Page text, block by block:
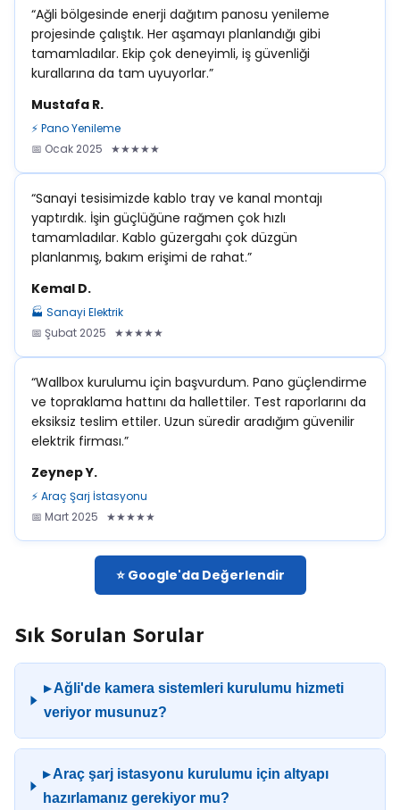
“Ağli bölgesinde enerji dağıtım panosu yenileme
projesinde çalıştık. Her aşamayı planlandığı gibi
tamamladılar. Ekip çok deneyimli, iş güvenliği
kurallarına da tam uyuyorlar.”
Mustafa R.
⚡ Pano Yenileme
📅 Ocak 2025 ★★★★★
“Sanayi tesisimizde kablo tray ve kanal montajı
yaptırdık. İşin güçlüğüne rağmen çok hızlı
tamamladılar. Kablo güzergahı çok düzgün
planlanmış, bakım erişimi de rahat.”
Kemal D.
🏭 Sanayi Elektrik
📅 Şubat 2025 ★★★★★
“Wallbox kurulumu için başvurdum. Pano güçlendirme
ve topraklama hattını da hallettiler. Test raporlarını da
eksiksiz teslim ettiler. Uzun süredir aradığım güvenilir
elektrik firması.”
Zeynep Y.
⚡ Araç Şarj İstasyonu
📅 Mart 2025 ★★★★★
⭐ Google'da Değerlendir
Sık Sorulan Sorular
▸ Ağli'de kamera sistemleri kurulumu hizmeti
veriyor musunuz?
▸ Araç şarj istasyonu kurulumu için altyapı
hazırlamanız gerekiyor mu?